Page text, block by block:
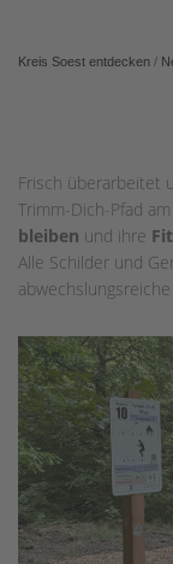
Kreis Soest entdecken /
Frisch überarbeitet
Trimm-Dich-Pfad
bleiben und ihre
Alle Schilder und